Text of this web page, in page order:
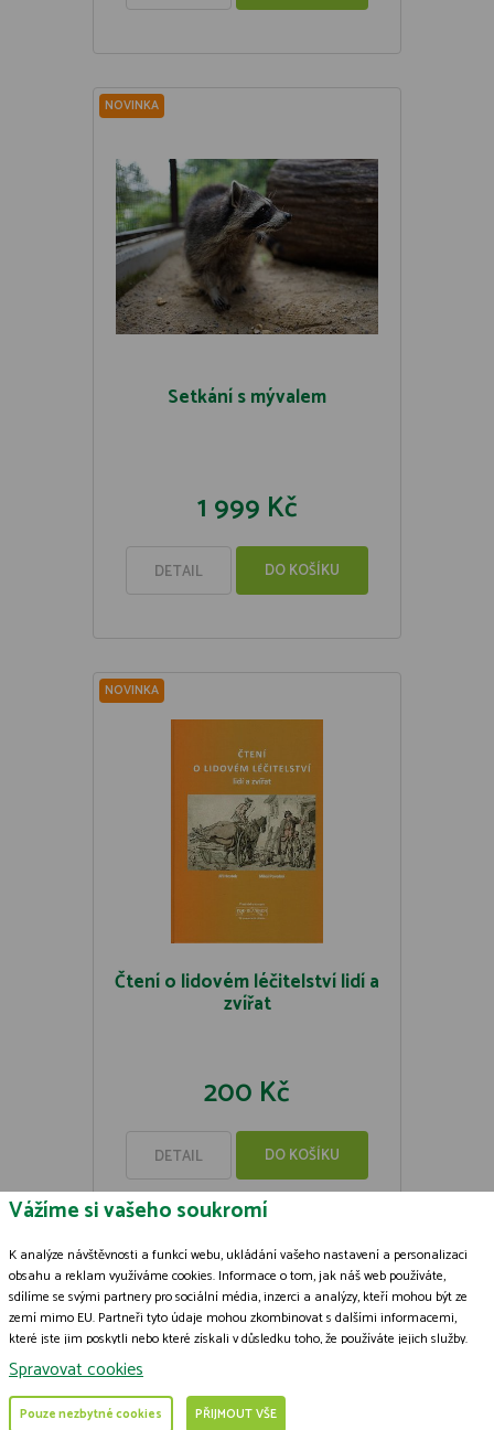
NOVINKA
Setkání s mývalem
1 999 Kč
DETAIL DO KOŠÍKU
NOVINKA
Čtení o lidovém léčitelství lidí a
zvířat
200 Kč
DETAIL DO KOŠÍKU
© 2009-2026 ČSOP Vlašim,všechna práva vyhrazena
Zásady zpracování souborů cookies
Grafický návrh
Vážíme si vašeho soukromí
K analýze návštěvnosti a funkcí webu, ukládání vašeho nastavení a personalizaci
obsahu a reklam využíváme cookies. Informace o tom, jak náš web používáte,
sdílíme se svými partnery pro sociální média, inzerci a analýzy, kteří mohou být ze
zemí mimo EU. Partneři tyto údaje mohou zkombinovat s dalšími informacemi,
které jste jim poskytli nebo které získali v důsledku toho, že používáte jejich služby.
Podrobné informace
Spravovat cookies
Pouze nezbytné cookies PŘIJMOUT VŠE